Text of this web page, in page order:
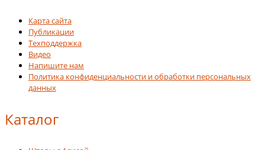
Карта сайта
Публикации
Техподдержка
Видео
Напишите нам
Политика конфиденциальности и обработки персональных
данных
Каталог